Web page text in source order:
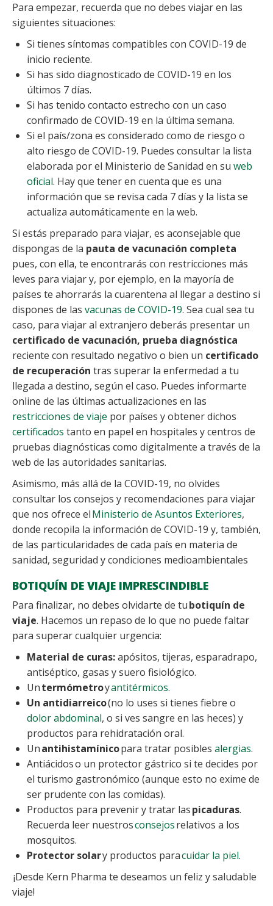
Para empezar, recuerda que no debes viajar en las
siguientes situaciones:
Si tienes síntomas compatibles con COVID-19 de
inicio reciente.
Si has sido diagnosticado de COVID-19 en los
últimos 7 días.
Si has tenido contacto estrecho con un caso
confirmado de COVID-19 en la última semana.
Si el país/zona es considerado como de riesgo o
alto riesgo de COVID-19. Puedes consultar la lista
elaborada por el Ministerio de Sanidad en su web
oficial. Hay que tener en cuenta que es una
información que se revisa cada 7 días y la lista se
actualiza automáticamente en la web.
Si estás preparado para viajar, es aconsejable que
dispongas de la pauta de vacunación completa
pues, con ella, te encontrarás con restricciones más
leves para viajar y, por ejemplo, en la mayoría de
países te ahorrarás la cuarentena al llegar a destino si
dispones de las vacunas de COVID-19. Sea cual sea tu
caso, para viajar al extranjero deberás presentar un
certificado de vacunación, prueba diagnóstica
reciente con resultado negativo o bien un certificado
de recuperación tras superar la enfermedad a tu
llegada a destino, según el caso. Puedes informarte
online de las últimas actualizaciones en las
restricciones de viaje por países y obtener dichos
certificados tanto en papel en hospitales y centros de
pruebas diagnósticas como digitalmente a través de la
web de las autoridades sanitarias.
Asimismo, más allá de la COVID-19, no olvides
consultar los consejos y recomendaciones para viajar
que nos ofrece elMinisterio de Asuntos Exteriores,
donde recopila la información de COVID-19 y, también,
de las particularidades de cada país en materia de
sanidad, seguridad y condiciones medioambientales
BOTIQUÍN DE VIAJE IMPRESCINDIBLE
Para finalizar, no debes olvidarte de tubotiquín de
viaje. Hacemos un repaso de lo que no puede faltar
para superar cualquier urgencia:
Material de curas:apósitos, tijeras, esparadrapo,
antiséptico, gasas y suero fisiológico.
Untermómetroyantitérmicos.
Un antidiarreico(no lo uses si tienes fiebre o
dolor abdominal, o si ves sangre en las heces) y
productos para rehidratación oral.
Unantihistamínicopara tratar posibles alergias.
Antiácidos o un protector gástrico si te decides por
el turismo gastronómico (aunque esto no exime de
ser prudente con las comidas).
Productos para prevenir y tratar laspicaduras.
Recuerda leer nuestrosconsejosrelativos a los
mosquitos.
Protector solary productos paracuidar la piel.
¡Desde Kern Pharma te deseamos un feliz y saludable
viaje!